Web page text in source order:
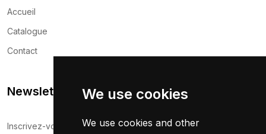
We use cookies
We use cookies and other
Accueil
Catalogue
Contact
Newsletter
Inscrivez-vous maintenant pour recevoir les dernières mises à